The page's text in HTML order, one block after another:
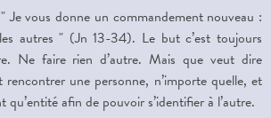
Je vous donne un commandement nouveau :
autres " (Jn 13-34). Le but c’est toujours
Ne faire rien d’autre. Mais que veut dire
une personne, n’importe quelle, et
qu’entité afin de pouvoir s’identifier à l’autre.